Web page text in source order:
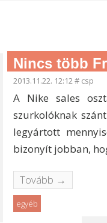
Nincs több
2013.11.22. 12:12# csp
A Nike sales
szurkolóknak
legyártott
bizonyít jobban,
Tovább →
egyéb